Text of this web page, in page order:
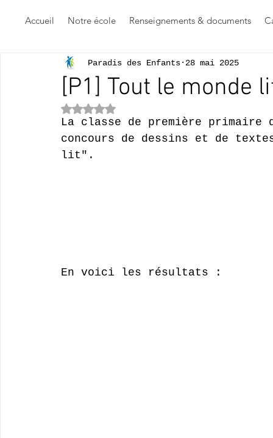
Accueil Notre école Renseignements & documents
[P1] Tout le monde
Paradis des Enfants 28 mai 2025
Noté NaN étoiles sur 5.
La classe de première primaire
concours de dessins et de
lit".
En voici les résultats :